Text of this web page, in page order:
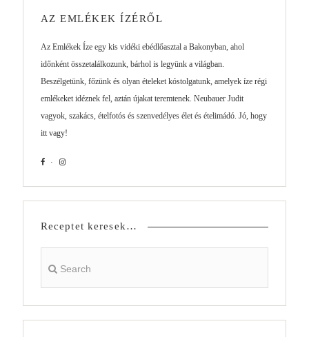
AZ EMLÉKEK ÍZÉRŐL
Az Emlékek Íze egy kis vidéki ebédlőasztal a Bakonyban, ahol
időnként összetalálkozunk, bárhol is legyünk a világban.
Beszélgetünk, főzünk és olyan ételeket kóstolgatunk, amelyek íze régi
emlékeket idéznek fel, aztán újakat teremtenek. Neubauer Judit
vagyok, szakács, ételfotós és szenvedélyes élet és ételimádó. Jó, hogy
itt vagy!
Receptet keresek…